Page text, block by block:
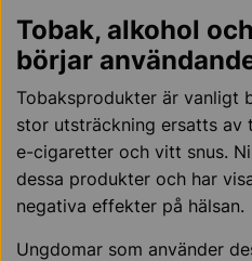
Tobak, alkohol
börjar
Tobaksprodukter är vanligt
stor utsträckning ersatts av
e-cigaretter och vitt snus.
dessa produkter och har
negativa effekter på hälsan.
Ungdomar som använder